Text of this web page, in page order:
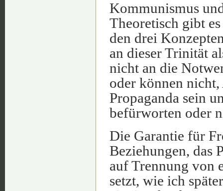
Kommunismus
Theoretisch gibt
den drei
an dieser Trinität
nicht an die
oder können
Propaganda sein
befürworten oder
Die Garantie für
Beziehungen, das
auf Trennung von
setzt, wie ich